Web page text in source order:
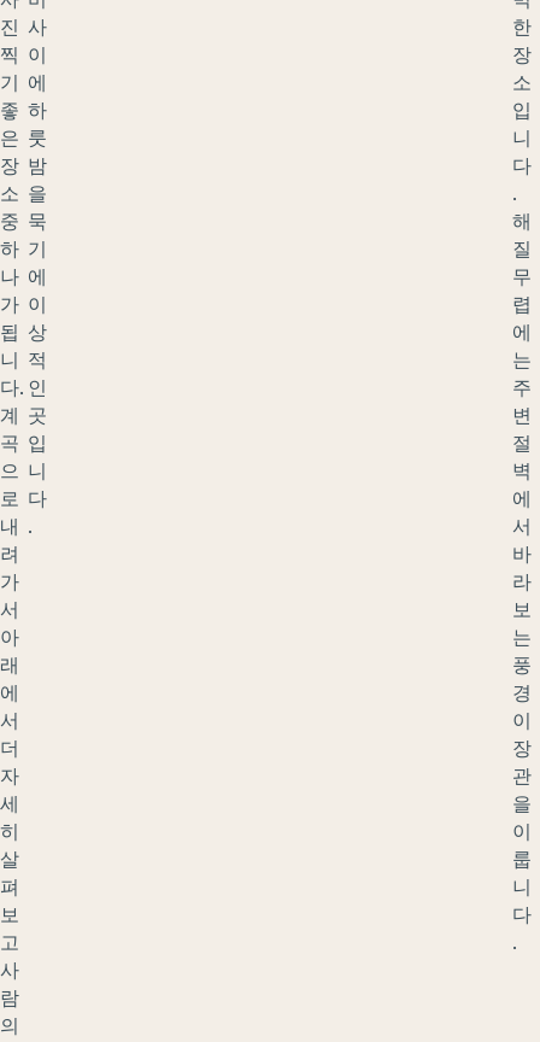
진
찍
기
좋
은
장
소
중
하
나
가
됩
니
다.
계
곡
으
로
내
려
가
서
아
래
에
서
더
자
세
히
살
펴
보
고
사
람
의
사
이
에
하
룻
밤
을
묵
기
에
이
상
적
인
곳
입
니
다
.
한
장
소
입
니
다
.
해
질
무
렵
에
는
주
변
절
벽
에
서
바
라
보
는
풍
경
이
장
관
을
이
룹
니
다
.